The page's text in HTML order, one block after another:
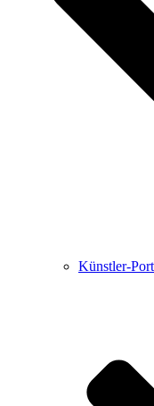
Marc
Buchtipps
Künstler-